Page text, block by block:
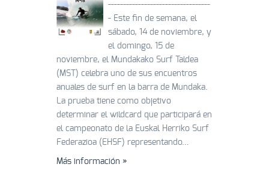
----------------------------------
- Este fin de semana, el
sábado, 14 de noviembre, y
el domingo, 15 de
noviembre, el Mundakako Surf Taldea
(MST) celebra uno de sus encuentros
anuales de surf en la barra de Mundaka.
La prueba tiene como objetivo
determinar el wildcard que participará en
el campeonato de la Euskal Herriko Surf
Federazioa (EHSF) representando…
Más información »